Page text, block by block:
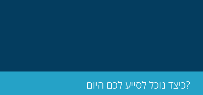
כיצד נוכל לסייע לכם היום?